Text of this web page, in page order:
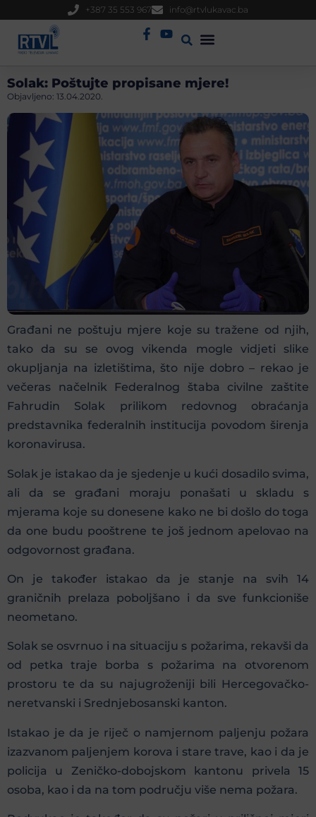
+387 35 553 967 info@rtvlukavac.ba
Solak: Poštujte propisane mjere!
Objavljeno: 13.04.2020.
Građani ne poštuju mjere koje su tražene od njih,
tako da su se ovog vikenda mogle vidjeti slike
okupljanja na izletištima, što nije dobro – rekao je
večeras načelnik Federalnog štaba civilne zaštite
Fahrudin Solak prilikom redovnog obraćanja
predstavnika federalnih institucija povodom širenja
koronavirusa.
Solak je istakao da je sjedenje u kući dosadilo svima,
ali da se građani moraju ponašati u skladu s
mjerama koje su donesene kako ne bi došlo do toga
da one budu pooštrene te još jednom apelovao na
odgovornost građana.
On je također istakao da je stanje na svih 14
graničnih prelaza poboljšano i da sve funkcioniše
neometano.
Solak se osvrnuo i na situaciju s požarima, rekavši da
od petka traje borba s požarima na otvorenom
prostoru te da su najugroženiji bili Hercegovačko-
neretvanski i Srednjebosanski kanton.
Istakao je da je riječ o namjernom paljenju požara
izazvanom paljenjem korova i stare trave, kao i da je
policija u Zeničko-dobojskom kantonu privela 15
osoba, kao i da na tom području više nema požara.